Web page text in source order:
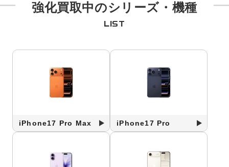
強化買取中のシリーズ・機種
LIST
iPhone17 Pro Max iPhone17 Pro